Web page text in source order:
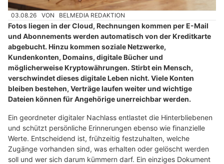
03.08.26 VON BELMEDIA REDAKTION
Fotos liegen in der Cloud, Rechnungen kommen per E-Mail
und Abonnements werden automatisch von der Kreditkarte
abgebucht. Hinzu kommen soziale Netzwerke,
Kundenkonten, Domains, digitale Bücher und
möglicherweise Kryptowährungen. Stirbt ein Mensch,
verschwindet dieses digitale Leben nicht. Viele Konten
bleiben bestehen, Verträge laufen weiter und wichtige
Dateien können für Angehörige unerreichbar werden.
Ein geordneter digitaler Nachlass entlastet die Hinterbliebenen
und schützt persönliche Erinnerungen ebenso wie finanzielle
Werte. Entscheidend ist, frühzeitig festzuhalten, welche
Zugänge vorhanden sind, was erhalten oder gelöscht werden
soll und wer sich darum kümmern darf. Ein einziges Dokument